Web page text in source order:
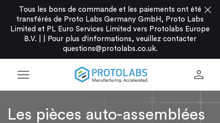
Tous les bons de commande et les paiements ont été
transférés de Proto Labs Germany GmbH, Proto Labs
Limited et PL Euro Services Limited vers Protolabs Europe
B.V. |
Pour plus d'informations, veuillez contacter
questions@protolabs.co.uk.
close
menu person
Les pièces auto-assemblées